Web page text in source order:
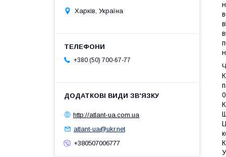
Харків, Україна
+380 (50) 700-67-77
http://atlant-ua.com.ua
atlant-ua@ukr.net
+380507006777